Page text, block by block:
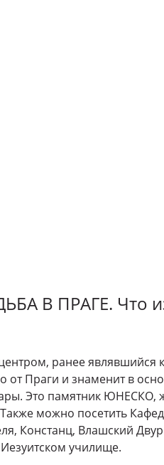
В ПРАГЕ. Что
ранее являвшийся
от Праги и знаменит в
Это памятник ЮНЕСКО,
можно посетить
Констанц, Влашский
училище.